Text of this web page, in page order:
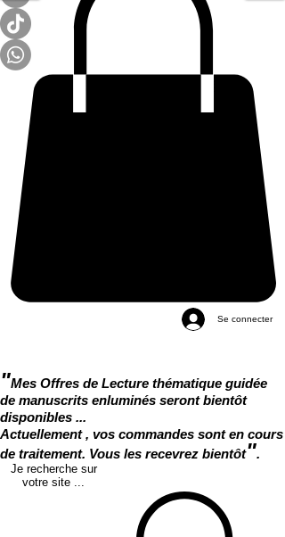
Se connecter
"Mes Offres de Lecture thématique guidée
de manuscrits enluminés seront bientôt
disponibles ...
Actuellement , vos commandes sont en cours
de traitement. Vous les recevrez bientôt".
Je recherche sur
votre site ...